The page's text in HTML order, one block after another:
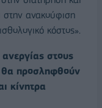
στην ανακούφιση
κόστος».
στους
θα προσληφθούν
κίνητρα